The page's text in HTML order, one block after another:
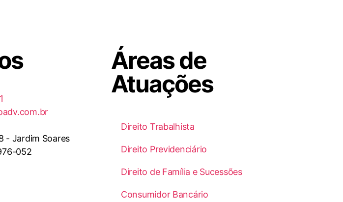
- Jardim Soares
052
Áreas de
Atuações
Direito Trabalhista
Direito Previdenciário
Direito de Família e Sucessões
Consumidor Bancário